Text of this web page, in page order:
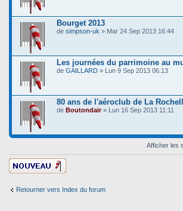
Bourget 2013
de simpson-uk » Mar 24 Sep 2013 16:44
Les journées du parrimoine au
de GAILLARD » Lun 9 Sep 2013 06:13
80 ans de l'aéroclub de La
de Boutondair» Lun 16 Sep 2013 11:11
Afficher les
Ecrire un nouveau
sujet
Retourner vers Index du forum